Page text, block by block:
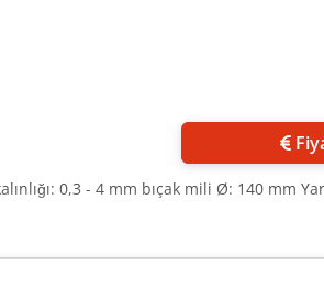
0,3 - 4 mm bıçak mili Ø: 140 mm